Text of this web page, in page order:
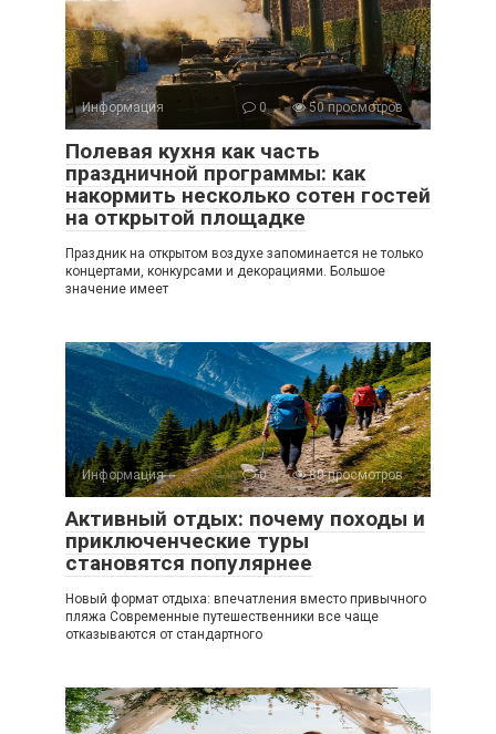
Информация 0 50 просмотров
Полевая кухня как часть
праздничной программы: как
накормить несколько сотен гостей
на открытой площадке
Праздник на открытом воздухе запоминается не только
концертами, конкурсами и декорациями. Большое
значение имеет
Информация 0 80 просмотров
Активный отдых: почему походы и
приключенческие туры
становятся популярнее
Новый формат отдыха: впечатления вместо привычного
пляжа Современные путешественники все чаще
отказываются от стандартного